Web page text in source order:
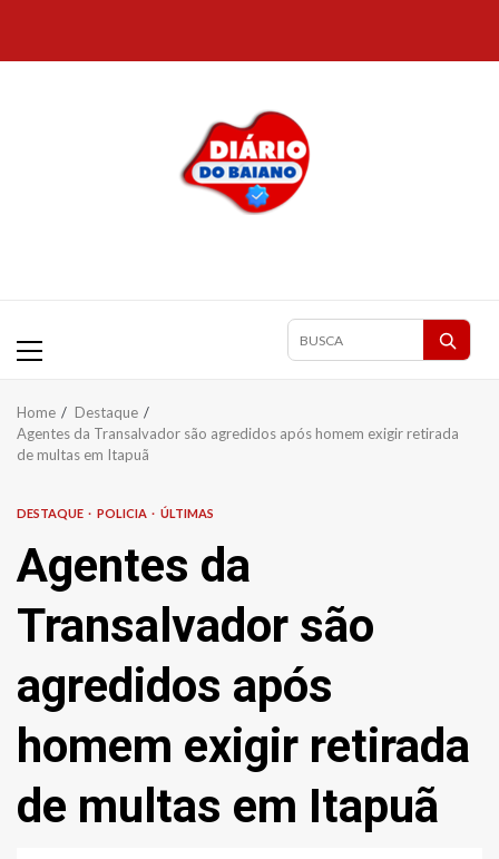
content
Primary
Pesquisar
Home
Destaque
Agentes da Transalvador são agredidos após homem exigir retirada
de multas em Itapuã
DESTAQUE POLICIA ÚLTIMAS
Agentes da
Transalvador são
agredidos após
homem exigir retirada
de multas em Itapuã